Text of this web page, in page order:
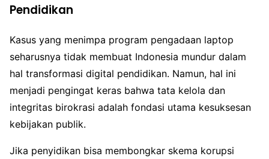
Pendidikan
Kasus yang menimpa program pengadaan laptop
seharusnya tidak membuat Indonesia mundur dalam
hal transformasi digital pendidikan. Namun, hal ini
menjadi pengingat keras bahwa tata kelola dan
integritas birokrasi adalah fondasi utama kesuksesan
kebijakan publik.
Jika penyidikan bisa membongkar skema korupsi